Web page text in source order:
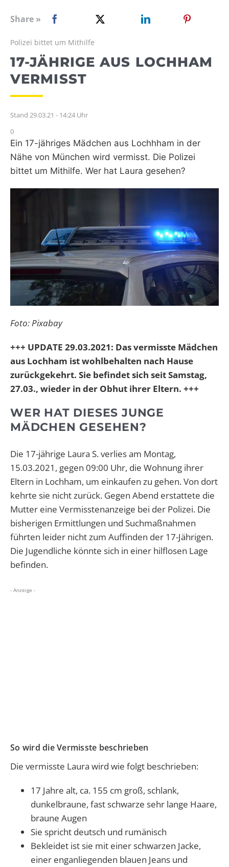
WEBRADIO
Share »
Polizei bittet um Mithilfe
17-JÄHRIGE AUS LOCHHAM
VERMISST
Stand 29.03.21 - 14:24 Uhr
0
Ein 17-jähriges Mädchen aus Lochhham in der
Nähe von München wird vermisst. Die Polizei
bittet um Mithilfe. Wer hat Laura gesehen?
Foto: Pixabay
+++ UPDATE 29.03.2021: Das vermisste Mädchen
aus Lochham ist wohlbehalten nach Hause
zurückgekehrt. Sie befindet sich seit Samstag,
27.03., wieder in der Obhut ihrer Eltern. +++
WER HAT DIESES JUNGE
MÄDCHEN GESEHEN?
Die 17-jährige Laura S. verlies am Montag,
15.03.2021, gegen 09:00 Uhr, die Wohnung ihrer
Eltern in Lochham, um einkaufen zu gehen. Von dort
kehrte sie nicht zurück. Gegen Abend erstattete die
Mutter eine Vermisstenanzeige bei der Polizei. Die
bisherigen Ermittlungen und Suchmaßnahmen
führten leider nicht zum Auffinden der 17-Jährigen.
Die Jugendliche könnte sich in einer hilflosen Lage
befinden.
- Anzeige -
So wird die Vermisste beschrieben
Die vermisste Laura wird wie folgt beschrieben:
17 Jahre alt, ca. 155 cm groß, schlank,
dunkelbraune, fast schwarze sehr lange Haare,
braune Augen
Sie spricht deutsch und rumänisch
Bekleidet ist sie mit einer schwarzen Jacke,
einer enganliegenden blauen Jeans und